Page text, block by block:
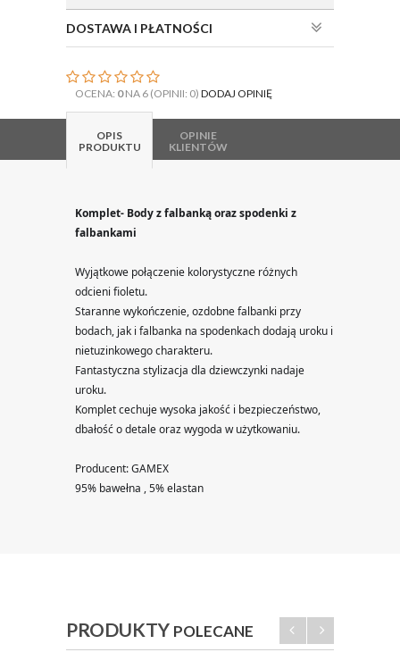
DOSTAWA I PŁATNOŚCI
OCENA: 0NA 6 (OPINII: 0) DODAJ OPINIĘ
OPIS
PRODUKTU
OPINIE
KLIENTÓW
Komplet- Body z falbanką oraz spodenki z
falbankami
Wyjątkowe połączenie kolorystyczne różnych
odcieni fioletu.
Staranne wykończenie, ozdobne falbanki przy
bodach, jak i falbanka na spodenkach dodają uroku i
nietuzinkowego charakteru.
Fantastyczna stylizacja dla dziewczynki nadaje
uroku.
Komplet cechuje wysoka jakość i bezpieczeństwo,
dbałość o detale oraz wygoda w użytkowaniu.
Producent: GAMEX
95% bawełna , 5% elastan
PRODUKTY POLECANE